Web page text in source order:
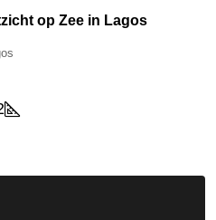
op Zee in Lagos